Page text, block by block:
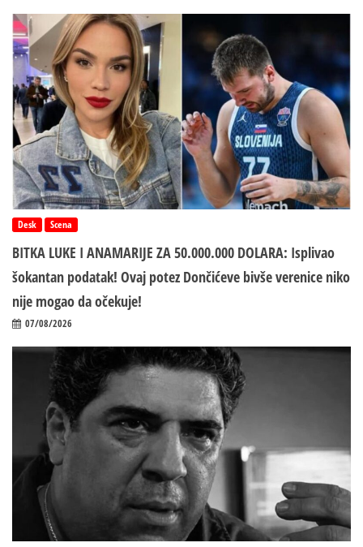
Desk Scena
BITKA LUKE I ANAMARIJE ZA 50.000.000 DOLARA: Isplivao
šokantan podatak! Ovaj potez Dončićeve bivše verenice niko
nije mogao da očekuje!
07/08/2026